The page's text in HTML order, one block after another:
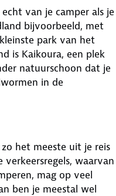
van je camper als je
bijvoorbeeld, met
park van het
is Kaikoura, een plek
natuurschoon dat je
in de
het meeste uit je reis
waarvan
mag op veel
ben je meestal wel